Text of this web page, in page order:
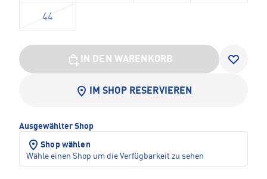
44
IN DEN WARENKORB
IM SHOP RESERVIEREN
Ausgewählter Shop
Shop wählen
Wähle einen Shop um die Verfügbarkeit zu sehen